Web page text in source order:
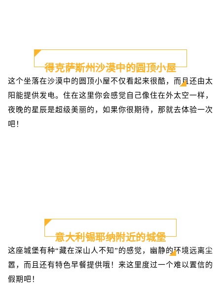
得克萨斯州沙漠中的圆顶小屋
这个坐落在沙漠中的圆顶小屋不仅看起来很酷，而且还由太
阳能提供发电。住在这里你会感觉自己像住在外太空一样，
夜晚的星辰是超级美丽的，如果你很期待，那就去体验一次
吧！
意大利锡耶纳附近的城堡
这座城堡有种“藏在深山人不知”的感觉，幽静的环境远离尘
嚣，而且还有特色早餐提供哦！来这里度过一个难以置信的
假期吧！